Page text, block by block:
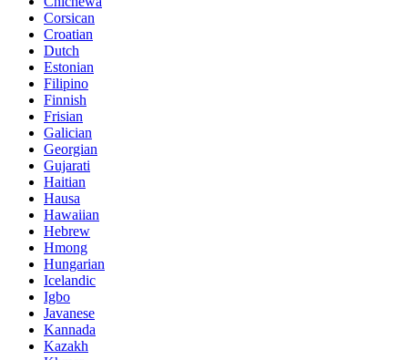
Corsican
Croatian
Dutch
Estonian
Filipino
Finnish
Frisian
Galician
Georgian
Gujarati
Haitian
Hausa
Hawaiian
Hebrew
Hmong
Hungarian
Icelandic
Igbo
Javanese
Kannada
Kazakh